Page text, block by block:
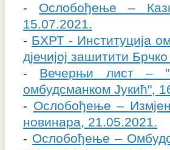
- Ослобођење –
15.07.2021.
- БХРТ - Институција
дјечијој зашитити
- Вечерњи лист –
омбудсманком Јукић",
- Ослобођење –
новинара, 21.05.2021.
- Ослобођење –